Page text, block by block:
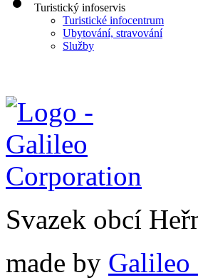
Turistický infoservis
Turistické infocentrum
Ubytování, stravování
Služby
Svazek obcí
made by Galileo